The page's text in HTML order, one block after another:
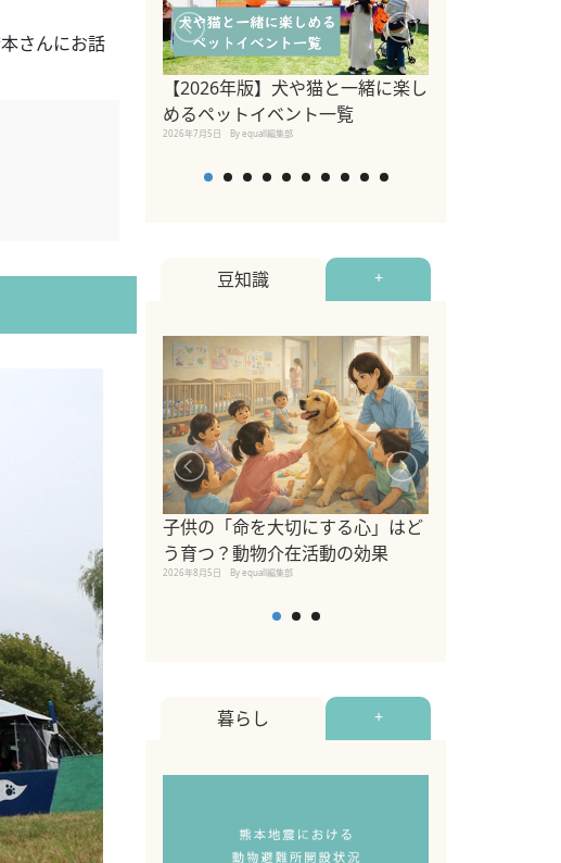
さんにお話
【2026年版】犬や猫と一緒に楽し
めるペットイベント一覧
2026年7月5日 By equall編集部
豆知識 +
子供の「命を大切にする心」はど
う育つ？動物介在活動の効果
2026年8月5日 By equall編集部
暮らし +